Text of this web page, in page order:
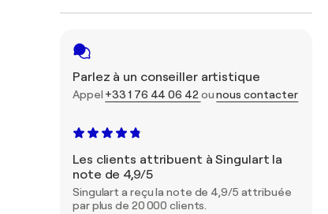
Parlez à un conseiller artistique
Appel +33 1 76 44 06 42 ounous contacter
Les clients attribuent à Singulart la
note de 4,9/5
Singulart a reçu la note de 4,9/5 attribuée
par plus de 20 000 clients.